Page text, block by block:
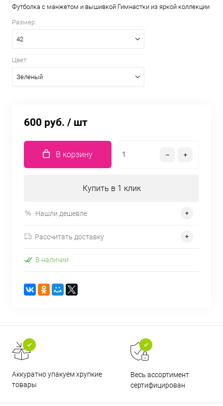
Футболка с манжетом и вышивкой Гимнастки из яркой коллекции
Размер:
42
Цвет:
Зеленый
600 руб. / шт
В корзину
Купить в 1 клик
Нашли дешевле
Рассчитать доставку
В наличии
Аккуратно упакуем хрупкие
товары
Весь ассортимент
сертифицирован